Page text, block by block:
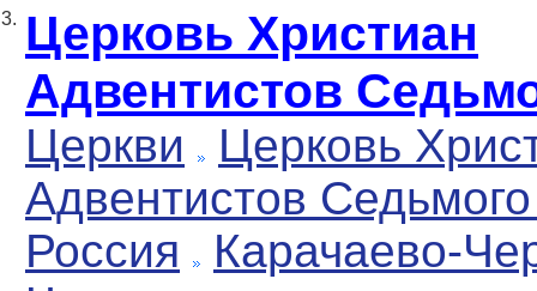
3. Церковь Христиан
Адвентистов
Церкви
Церковь
Адвентистов
Россия
Карачаево-